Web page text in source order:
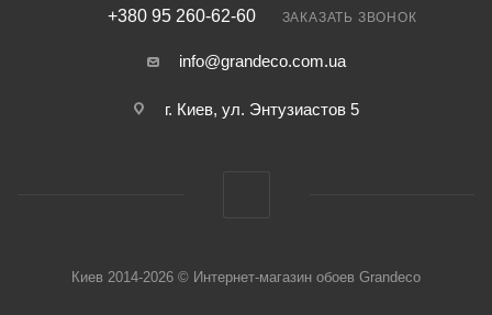
+380 95 260-62-60 ЗАКАЗАТЬ ЗВОНОК
info@grandeco.com.ua
г. Киев, ул. Энтузиастов 5
Киев 2014-2026 © Интернет-магазин обоев Grandeco